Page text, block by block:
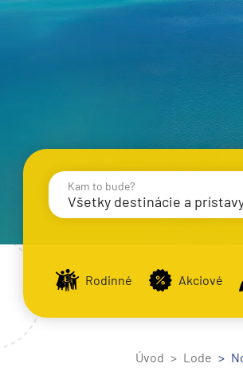
Kam to bude?
Všetky destinácie a
Stredomorie
Rodinné Akciové
Úvod Lode